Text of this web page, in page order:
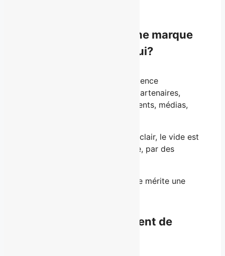
Pourquoi structurer une marque
personnelle aujourd’hui?
Parce que l’image publique influence
directement les opportunités (partenaires,
collaborateurs, financement, clients, médias,
Parce qu’en l’absence d’un récit clair, le vide est
comblé par les autres — ou pire, par des
Parce qu’une trajectoire sérieuse mérite une
Offres en développement de